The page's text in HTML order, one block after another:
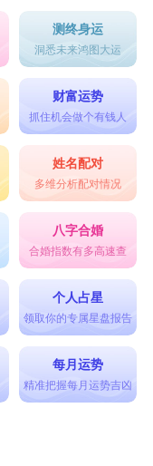
测终身运
洞悉未来鸿图大运
财富运势
抓住机会做个有钱人
姓名配对
多维分析配对情况
八字合婚
合婚指数有多高速查
个人占星
领取你的专属星盘报告
每月运势
精准把握每月运势吉凶